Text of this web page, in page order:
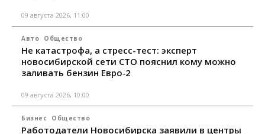
09 августа 2026, 11:00
Авто Общество
Не катастрофа, а стресс-тест: эксперт
новосибирской сети СТО пояснил кому можно
заливать бензин Евро‑2
09 августа 2026, 10:00
Бизнес Общество
Работодатели Новосибирска заявили в центры